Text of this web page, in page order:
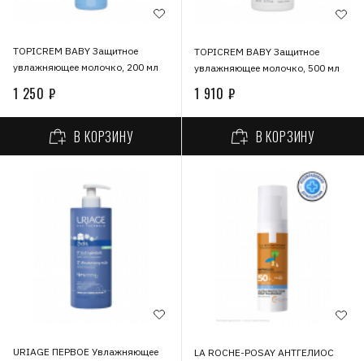
TOPICREM BABY Защитное
увлажняющее молочко, 200 мл
1 250 ₽
В КОРЗИНУ
TOPICREM BABY Защитное
увлажняющее молочко, 500 мл
1 910 ₽
В КОРЗИНУ
URIAGE ПЕРВОЕ Увлажняющее
LA ROCHE-POSAY АНТГЕЛИОС